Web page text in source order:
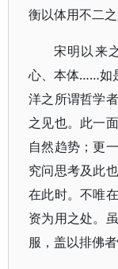
衡以体用不二
宋明以来
心、本体……如
洋之所谓哲学
之见也。此一
自然趋势；更
究问思考及此
在此时。不唯
资为用之处。
服，盖以排佛